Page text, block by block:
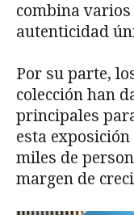
combina
autenticidad
Por su parte,
colección han
principales
esta
miles de
margen de